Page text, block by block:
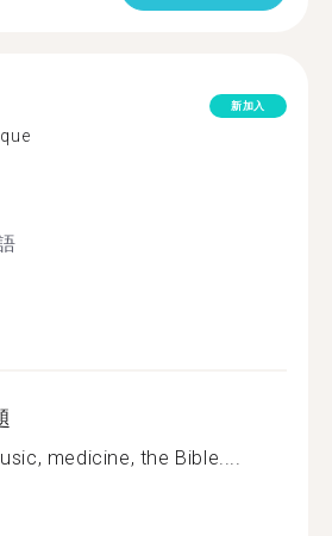
新加入
medicine, the Bible....